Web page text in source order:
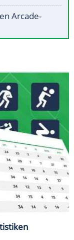
Arcade-